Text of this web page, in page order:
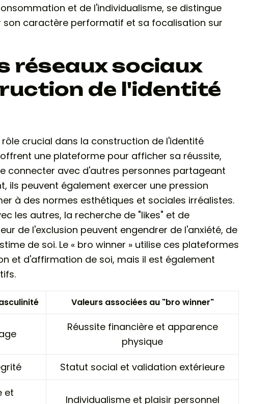
et de l'individualisme, se distingue
caractère performatif et sa focalisation sur
réseaux sociaux
de l'identité
rôle crucial dans la construction de l'identité
une plateforme pour afficher sa réussite,
connecter avec d'autres personnes partageant
ils peuvent également exercer une pression
à des normes esthétiques et sociales irréalistes.
les autres, la recherche de "likes" et de
de l'exclusion peuvent engendrer de l'anxiété, de
de soi. Le « bro winner » utilise ces plateformes
et d'affirmation de soi, mais il est également
Valeurs associées au "bro winner"
Réussite financière et apparence
physique
Statut social et validation extérieure
et
Individualisme et plaisir personnel